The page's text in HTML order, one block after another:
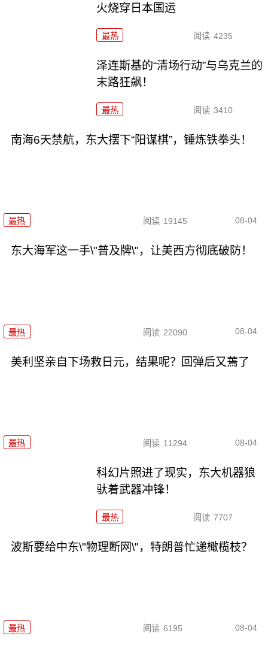
火烧穿日本国运
最热 阅读 4235
泽连斯基的“清场行动”与乌克兰的
末路狂飙！
最热 阅读 3410
南海6天禁航，东大摆下“阳谋棋”，锤炼铁拳头！
最热 阅读 19145 08-04
东大海军这一手\"普及牌\"，让美西方彻底破防！
最热 阅读 22090 08-04
美利坚亲自下场救日元，结果呢？回弹后又蔫了
最热 阅读 11294 08-04
科幻片照进了现实，东大机器狼
驮着武器冲锋！
最热 阅读 7707
波斯要给中东\"物理断网\"，特朗普忙递橄榄枝？
最热 阅读 6195 08-04